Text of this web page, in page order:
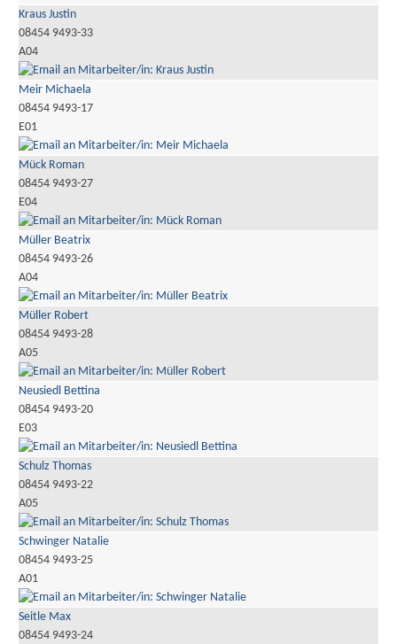
Kraus Justin
08454 9493-33
A04
Meir Michaela
08454 9493-17
E01
Mück Roman
08454 9493-27
E04
Müller Beatrix
08454 9493-26
A04
Müller Robert
08454 9493-28
A05
Neusiedl Bettina
08454 9493-20
E03
Schulz Thomas
08454 9493-22
A05
Schwinger Natalie
08454 9493-25
A01
Seitle Max
08454 9493-24